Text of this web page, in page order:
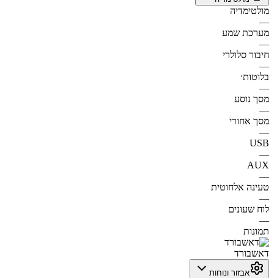
מולטימדיה
—
מערכת שמע
—
חיבור סלולרי
—
בלוטות׳
—
מסך נוסע
—
מסך אחורי
—
USB
—
AUX
—
טעינה אלחוטית
—
לוח שעונים
—
תמונות
דאשבורד
אבזור ונוחות